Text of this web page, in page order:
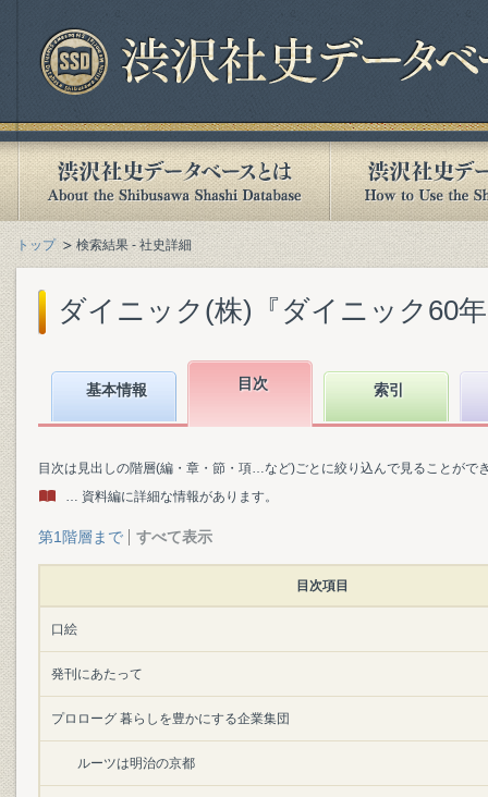
トップ 検索結果 - 社史詳細
ダイニック(株)『ダイニック60
基本情報 目次 索引
目次は見出しの階層(編・章・節・項…など)ごとに絞り込んで見ることがで
… 資料編に詳細な情報があります。
第1階層まで すべて表示
目次項目
口絵
発刊にあたって
プロローグ 暮らしを豊かにする企業集団
ルーツは明治の京都